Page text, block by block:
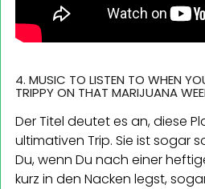
4. MUSIC TO LISTEN TO WHEN
TRIPPY ON THAT MARIJUANA
Der Titel deutet es an, diese
ultimativen Trip. Sie ist sogar
Du, wenn Du nach einer
kurz in den Nacken legst,